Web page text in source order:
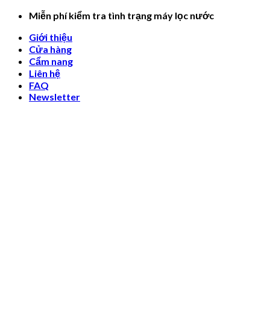
Skip
content
Miễn phí kiểm tra tình trạng máy lọc nước
Giới thiệu
Cửa hàng
Cẩm nang
Liên hệ
FAQ
Newsletter